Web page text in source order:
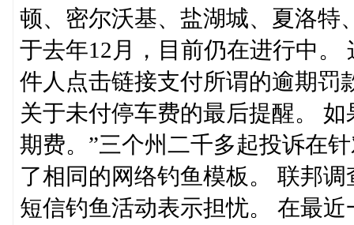
顿、密尔沃基、盐湖城、夏洛特
于去年12月，目前仍在进行中
件人点击链接支付所谓的逾期罚
关于未付停车费的最后提醒。
期费。”三个州二千多起投诉在
了相同的网络钓鱼模板。 联邦
短信钓鱼活动表示担忧。 在最